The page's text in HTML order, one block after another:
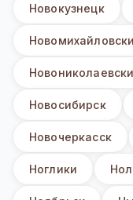
Новокузнецк
Новосибирск
Новочеркасск
Ноглики